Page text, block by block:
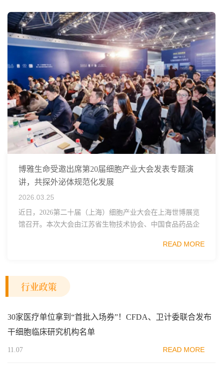
博雅生命受邀出席第20届细胞产业大会发表专题演
讲，共探外泌体规范化发展
2026.03.25
近日，2026第二十届（上海）细胞产业大会在上海世博展览
馆召开。本次大会由江苏省生物技术协会、中国食品药品企
范区生物医药行业协会、瑞士日内瓦长寿科学...
READ MORE
行业政策
30家医疗单位拿到“首批入场券”！CFDA、卫计委联合发布
干细胞临床研究机构名单
11.07 READ MORE